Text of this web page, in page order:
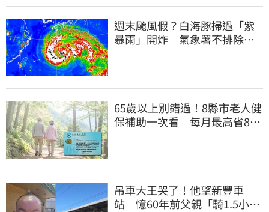
週末颱風假？白海豚掃過「紫
暴雨」開炸 氣象署不排除發
65歲以上別錯過！8縣市老人健
保補助一次看 每月最高省826
吊車大王哭了！他望新豐車
站 憶60年前父親「騎1.5小時